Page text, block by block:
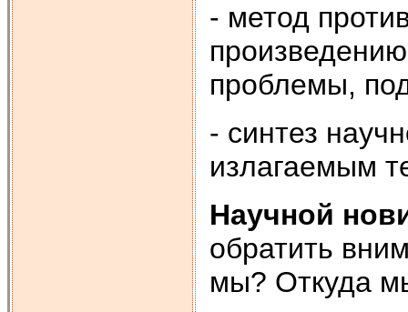
- метод
проблемы,
- синтез
излагаемым
Научной
обратить
мы? Откуда